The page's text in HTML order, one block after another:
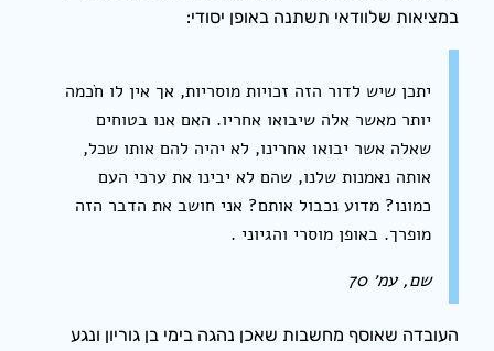
במציאות שלוודאי תשתנה באופן יסודי:
יתכן שיש לדור הזה זכויות מוסריות, אך אין לו חֹכמה
יותר מאשר אלה שיבואו אחריו. האם אנו בטוחים
שאלה אשר יבואו אחרינו, לא יהיה להם אותו שכל,
אותה נאמנות שלנו, שהם לא יבינו את ערכי העם
כמונו? מדוע נכבול אותם? אני חושב את הדבר הזה
מופרך. באופן מוסרי והגיוני .
שם, עמ׳ 70
העובדה שאוסף מחשבות שאכן נהגה בימי בן גוריון ונגע